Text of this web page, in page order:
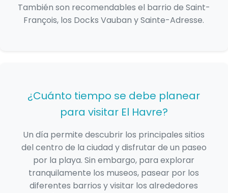
También son recomendables el barrio de Saint-
François, los Docks Vauban y Sainte-Adresse.
¿Cuánto tiempo se debe planear
para visitar El Havre?
Un día permite descubrir los principales sitios
del centro de la ciudad y disfrutar de un paseo
por la playa. Sin embargo, para explorar
tranquilamente los museos, pasear por los
diferentes barrios y visitar los alrededores